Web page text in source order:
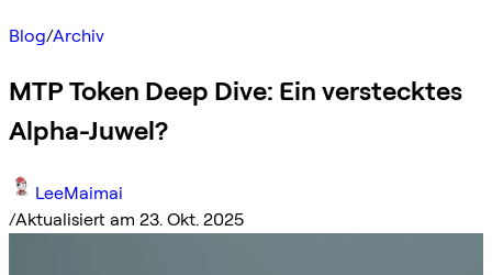
Blog/Archiv
MTP Token Deep Dive: Ein verstecktes
Alpha-Juwel?
LeeMaimai
/Aktualisiert am 23. Okt. 2025